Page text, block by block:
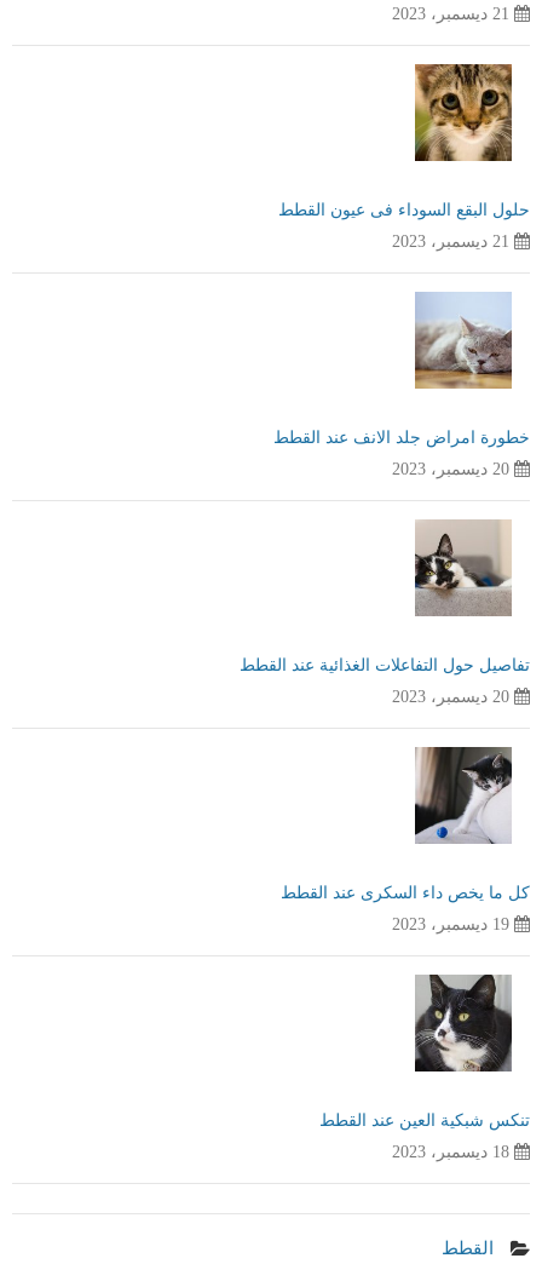
21 ديسمبر، 2023
حلول البقع السوداء فى عيون القطط
21 ديسمبر، 2023
خطورة امراض جلد الانف عند القطط
20 ديسمبر، 2023
تفاصيل حول التفاعلات الغذائية عند القطط
20 ديسمبر، 2023
كل ما يخص داء السكرى عند القطط
19 ديسمبر، 2023
تنكس شبكية العين عند القطط
18 ديسمبر، 2023
القطط